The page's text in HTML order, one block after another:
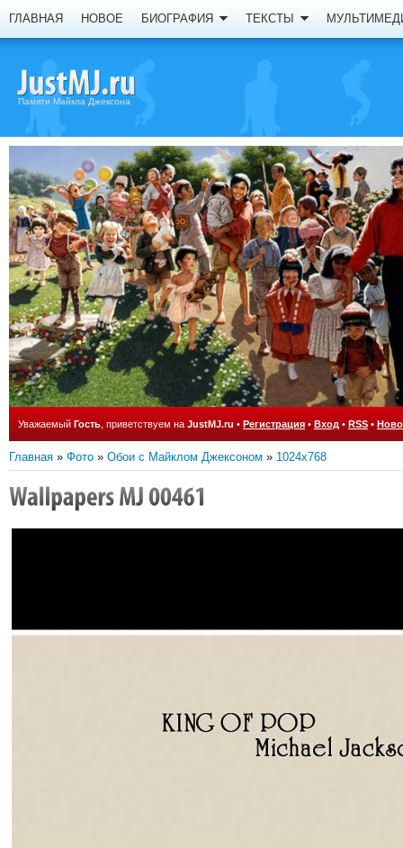
ГЛАВНАЯ НОВОЕ БИОГРАФИЯ ТЕКСТЫ
Памяти Майкла Джексона
Уважаемый Гость , приветствуем на JustMJ.ru • Регистрация • Вход • RSS •
Главная » Фото » Обои с Майклом Джексоном » 1024x768